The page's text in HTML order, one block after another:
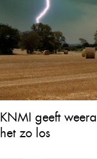
KNMI geeft
het zo los